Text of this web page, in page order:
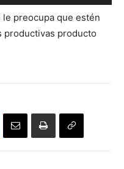
preocupa que estén
productivas producto